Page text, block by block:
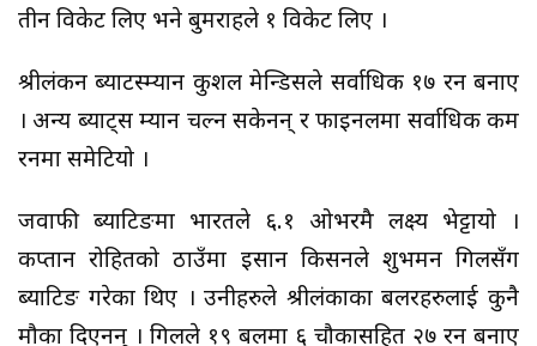
तीन विकेट लिए भने बुमराहले १ विकेट लिए ।
श्रीलंकन ब्याटस्म्यान कुशल मेन्डिसले सर्वाधिक १७ रन बनाए
। अन्य ब्याट्स म्यान चल्न सकेनन् र फाइनलमा सर्वाधिक कम
रनमा समेटियो ।
जवाफी ब्याटिङमा भारतले ६.१ ओभरमै लक्ष्य भेट्टायो ।
कप्तान रोहितको ठाउँमा इसान किसनले शुभमन गिलसँग
ब्याटिङ गरेका थिए । उनीहरुले श्रीलंकाका बलरहरुलाई कुनै
मौका दिएनन् । गिलले १९ बलमा ६ चौकासहित २७ रन बनाए